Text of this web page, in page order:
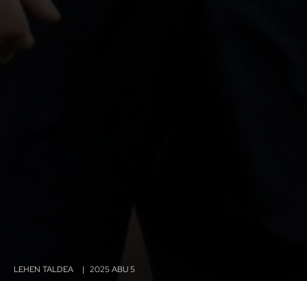
LEHEN TALDEA | 2025 ABU 5